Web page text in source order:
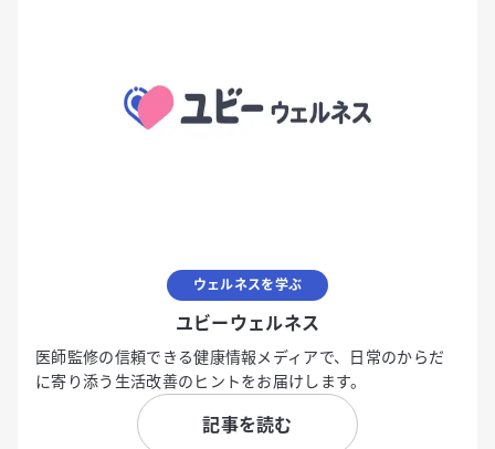
ウェルネスを学ぶ
ユビーウェルネス
医師監修の信頼できる健康情報メディアで、日常のからだ
に寄り添う生活改善のヒントをお届けします。
記事を読む